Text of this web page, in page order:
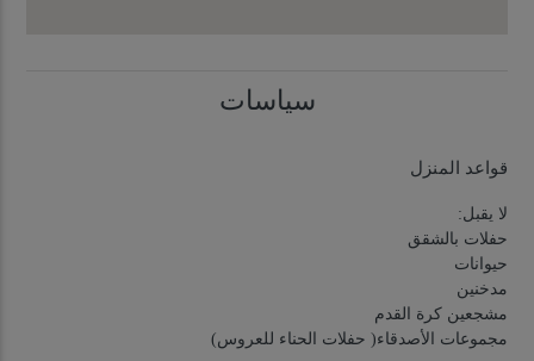
سياسات
قواعد المنزل
لا يقبل:
حفلات بالشقق
حيوانات
مدخنين
مشجعين كرة القدم
مجموعات الأصدقاء( حفلات الحناء للعروس)